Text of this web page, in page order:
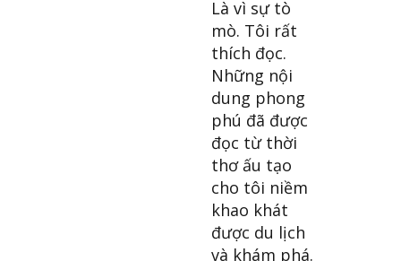
Là vì sự tò
mò. Tôi rất
thích đọc.
Những nội
dung phong
phú đã được
đọc từ thời
thơ ấu tạo
cho tôi niềm
khao khát
được du lịch
và khám phá.